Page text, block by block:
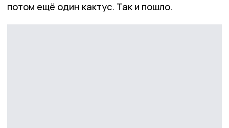
потом ещё один кактус. Так и пошло.